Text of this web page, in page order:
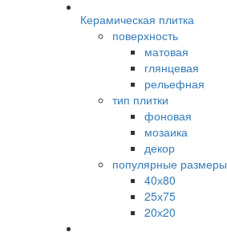
Керамическая плитка
поверхность
матовая
глянцевая
рельефная
тип плитки
фоновая
мозаика
декор
популярные размеры
40х80
25х75
20х20